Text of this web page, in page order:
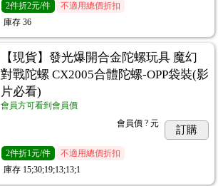
2件折2元/件
不適用總價折扣
庫存 36
【現貨】發光爆開合金陀螺玩具 魔幻
對戰陀螺 CX2005合體陀螺-OPP袋裝(影
片必看)
會員方可看到會員價
會員價 ? 元
訂購
2件折1元/件
不適用總價折扣
庫存 15;30;19;13;13;1